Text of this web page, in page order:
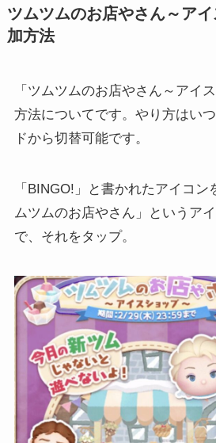
ツムツムのお店やさん～ア
加方法
「ツムツムのお店やさん～アイ
方法についてです。やり方はい
ドから切替可能です。
「BINGO!」と書かれたアイコ
ムツムのお店やさん」というア
で、それをタップ。